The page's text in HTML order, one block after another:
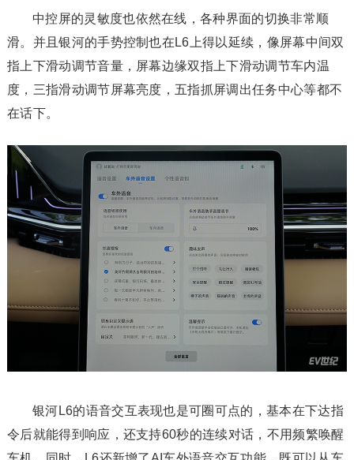
中控屏的灵敏度也依然在线，各种界面的切换非常顺
滑。并且银河的手势控制也在L6上得以延续，像屏幕中间双
指上下滑动调节音量，屏幕边缘双指上下滑动调节车内温
度，三指滑动调节屏幕亮度，五指抓屏调出任务中心等都不
在话下。
银河L6的语音交互表现也是可圈可点的，基本在下达指
令后就能得到响应，还支持60秒的连续对话，不用频繁唤醒